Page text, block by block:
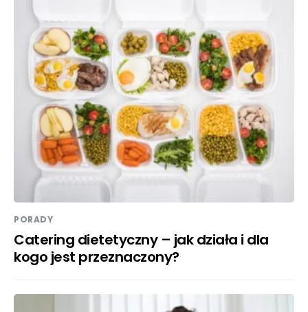
PORADY
Catering dietetyczny – jak działa i dla
kogo jest przeznaczony?